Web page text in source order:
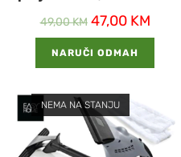
49,00KM 47,00 KM
NARUČI ODMAH
NEMA NA STANJU